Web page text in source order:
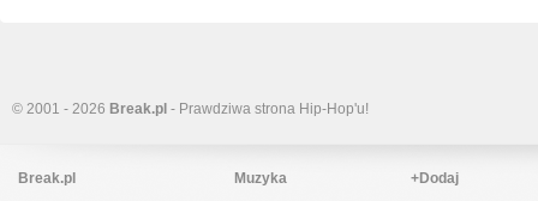
© 2001 - 2026 Break.pl - Prawdziwa strona Hip-Hop'u!
Break.pl
Muzyka
+Dodaj